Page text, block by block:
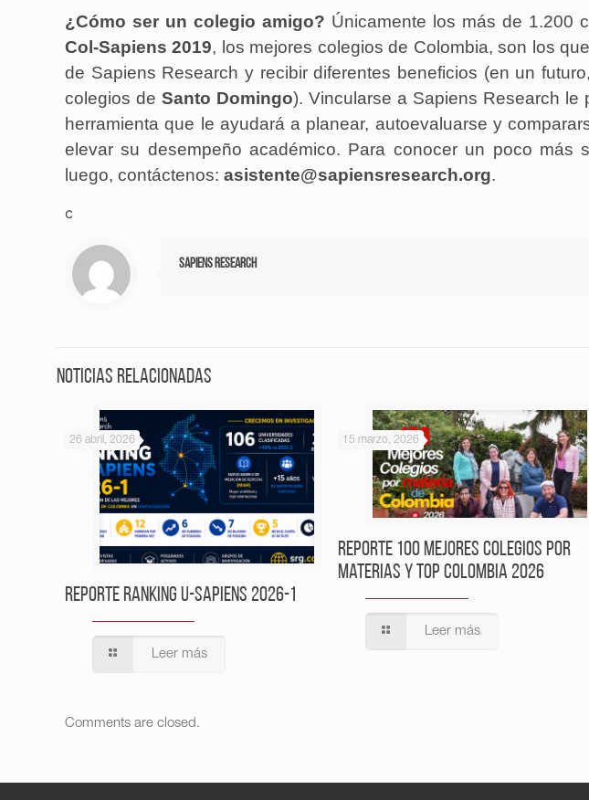
¿Cómo ser un colegio amigo? Únicamente los más de 1.200
Col-Sapiens 2019, los mejores colegios de Colombia, son los
de Sapiens Research y recibir diferentes beneficios (en un
colegios deSanto Domingo). Vincularse a Sapiens Research le
herramienta que le ayudará a planear, autoevaluarse y
elevar su desempeño académico. Para conocer un poco más
luego, contáctenos: asistente@sapiensresearch.org.
c
Sapiens Research
Noticias relacionadas
26 abril, 2026
Reporte Ranking U-Sapiens 2026-1
Leer más
15 marzo, 2026
Reporte 100 Mejores Colegios por
Materias y Top Colombia 2026
Leer más
Comments are closed.